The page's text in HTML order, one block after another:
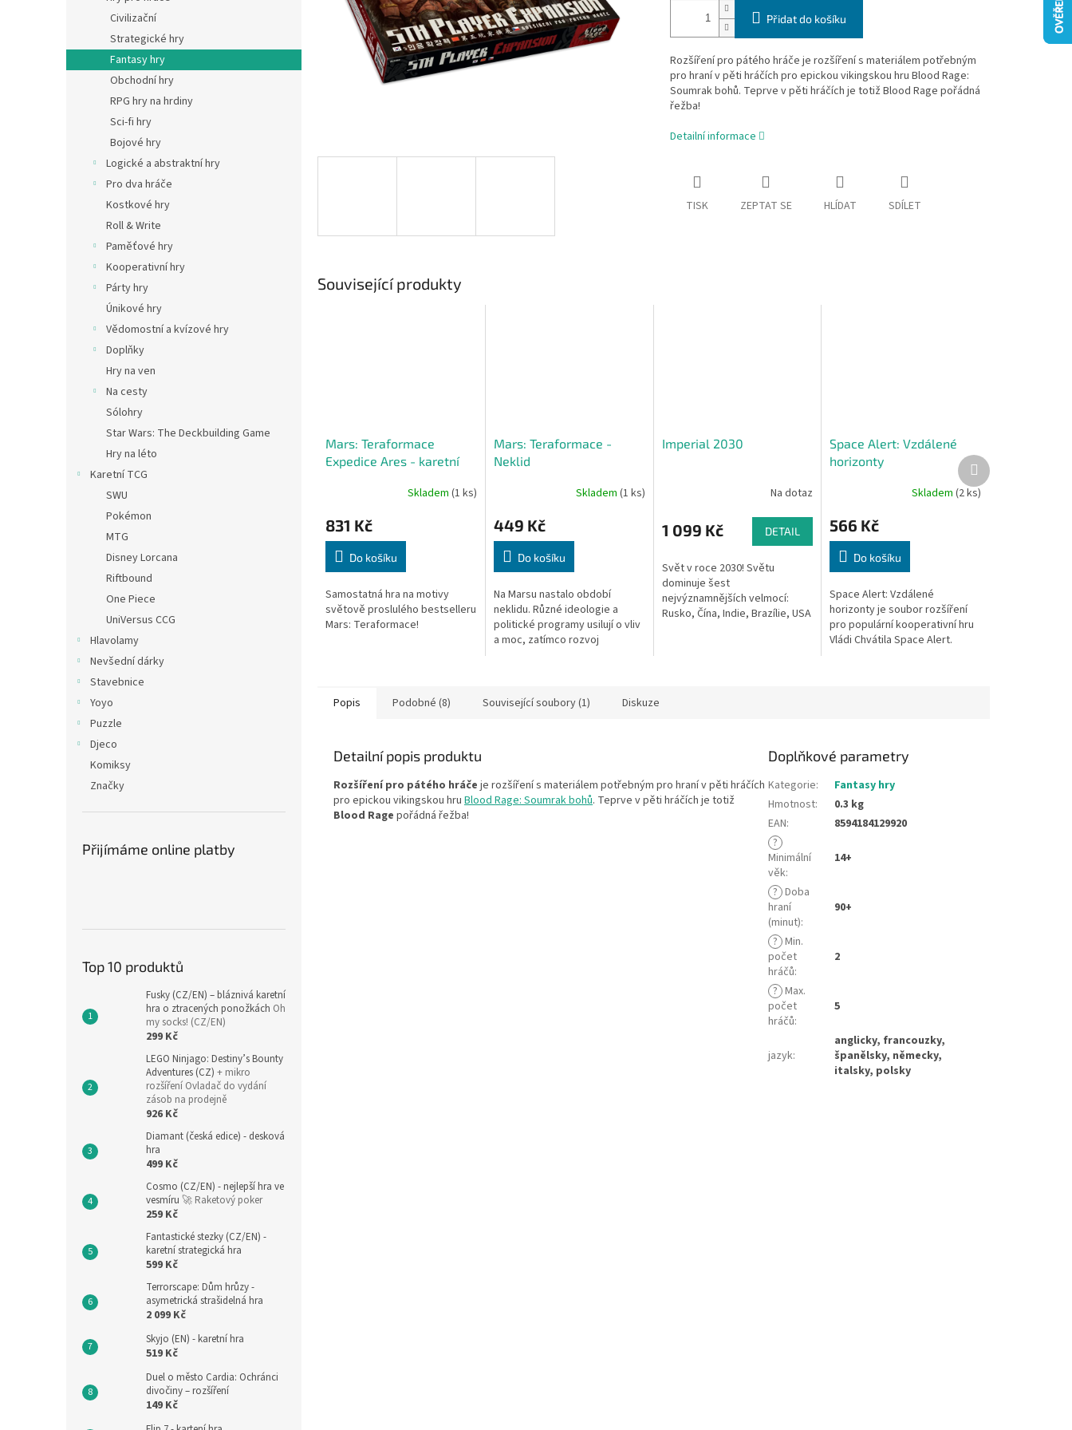
l
Civilizační
Strategické hry
Fantasy hry
Obchodní hry
RPG hry na hrdiny
Sci-fi hry
Bojové hry
Logické a abstraktní hry
Pro dva hráče
Kostkové hry
Roll & Write
Paměťové hry
Kooperativní hry
Párty hry
Únikové hry
Vědomostní a kvízové hry
Doplňky
Hry na ven
Na cesty
Sólohry
Star Wars: The Deckbuilding Game
Hry na léto
Karetní TCG
SWU
Pokémon
MTG
Disney Lorcana
Riftbound
One Piece
UniVersus CCG
Hlavolamy
Nevšední dárky
Stavebnice
Yoyo
Puzzle
Djeco
Komiksy
Značky
Přijímáme online platby
Top 10 produktů
Fusky (CZ/EN) – bláznivá karetní
hra o ztracených ponožkách Oh
my socks! (CZ/EN)
299 Kč
LEGO Ninjago: Destiny’s Bounty
Adventures (CZ) + mikro
rozšíření Ovladač do vydání
zásob na prodejně
926 Kč
Diamant (česká edice) - desková
hra
499 Kč
Cosmo (CZ/EN) - nejlepší hra ve
vesmíru 🚀 Raketový poker
259 Kč
Fantastické stezky (CZ/EN) -
karetní strategická hra
599 Kč
Terrorscape: Dům hrůzy -
asymetrická strašidelná hra
2 099 Kč
Skyjo (EN) - karetní hra
519 Kč
Duel o město Cardia: Ochránci
divočiny – rozšíření
149 Kč
Přidat do košíku
Rozšíření pro pátého hráče je rozšíření s materiálem potřebným
pro hraní v pěti hráčích pro epickou vikingskou hru Blood Rage:
Soumrak bohů. Teprve v pěti hráčích je totiž Blood Rage pořádná
řežba!
Detailní informace
TISK ZEPTAT SE HLÍDAT SDÍLET
Související produkty
Mars: Teraformace
Expedice Ares - karetní
Skladem (1 ks)
831 Kč
Do košíku
Samostatná hra na motivy
světově proslulého bestselleru
Mars: Teraformace!
Mars: Teraformace -
Neklid
Skladem (1 ks)
449 Kč
Do košíku
Na Marsu nastalo období
neklidu. Různé ideologie a
politické programy usilují o vliv
a moc, zatímco rozvoj
Imperial 2030
Na dotaz
1 099 Kč DETAIL
Svět v roce 2030! Světu
dominuje šest
nejvýznamnějších velmocí:
Rusko, Čína, Indie, Brazílie, USA
Space Alert: Vzdálené
horizonty
Skladem (2 ks)
566 Kč
Do košíku
Space Alert: Vzdálené
horizonty je soubor rozšíření
pro populární kooperativní hru
Vládi Chvátila Space Alert.
Další
produkt
Popis Podobné (8) Související soubory (1) Diskuze
Detailní popis produktu
Rozšíření pro pátého hráče je rozšíření s materiálem potřebným pro hraní v pěti hráčích
pro epickou vikingskou hru Blood Rage: Soumrak bohů. Teprve v pěti hráčích je totiž
Blood Rage pořádná řežba!
Doplňkové parametry
Kategorie:
Fantasy hry
Hmotnost:
0.3 kg
EAN:
8594184129920
?
Minimální
věk:
14+
? Doba
hraní
(minut):
90+
? Min.
počet
hráčů:
2
? Max.
počet
hráčů:
5
jazyk:
anglicky, francouzky,
španělsky, německy,
italsky, polsky